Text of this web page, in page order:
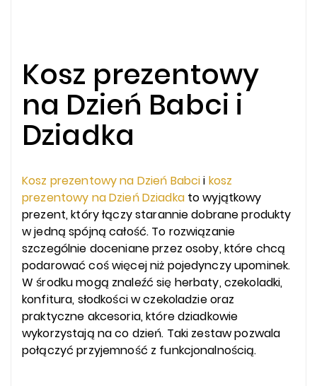
Kosz prezentowy
na Dzień Babci i
Dziadka
Kosz prezentowy na Dzień Babcii kosz
prezentowy na Dzień Dziadkato wyjątkowy
prezent, który łączy starannie dobrane produkty
w jedną spójną całość. To rozwiązanie
szczególnie doceniane przez osoby, które chcą
podarować coś więcej niż pojedynczy upominek.
W środku mogą znaleźć się herbaty, czekoladki,
konfitura, słodkości w czekoladzie oraz
praktyczne akcesoria, które dziadkowie
wykorzystają na co dzień. Taki zestaw pozwala
połączyć przyjemność z funkcjonalnością.